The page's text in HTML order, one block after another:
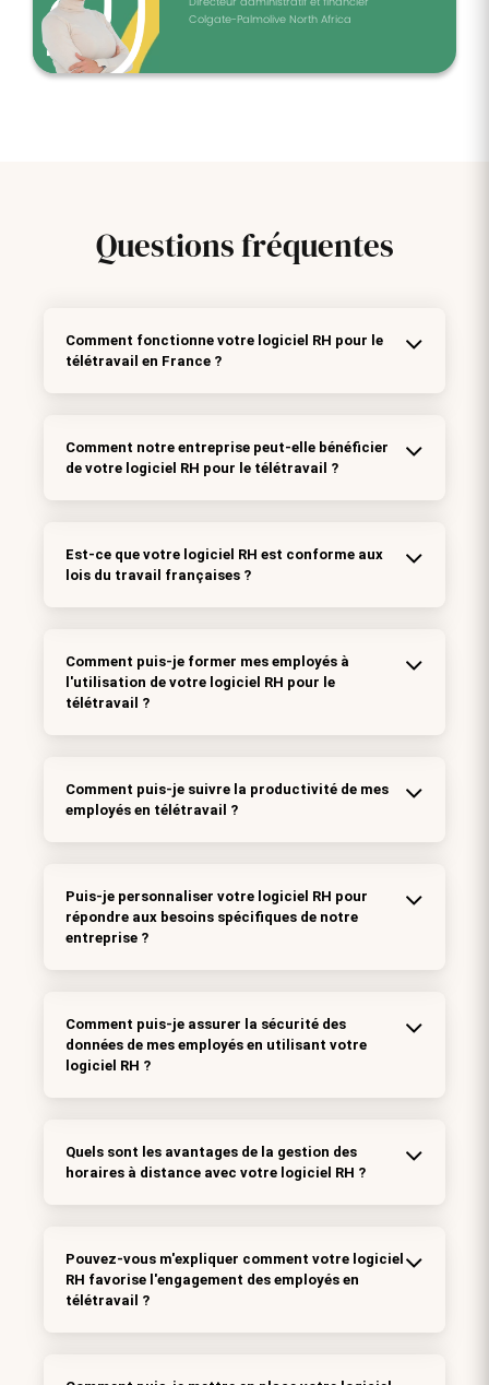
Colgate-Palmolive North Africa
Questionsfréquentes
Comment fonctionne votre logiciel RH pour le
télétravail en France ?
Comment notre entreprise peut-elle bénéficier
de votre logiciel RH pour le télétravail ?
Est-ce que votre logiciel RH est conforme aux
lois du travail françaises ?
Comment puis-je former mes employés à
l'utilisation de votre logiciel RH pour le
télétravail ?
Comment puis-je suivre la productivité de mes
employés en télétravail ?
Puis-je personnaliser votre logiciel RH pour
répondre aux besoins spécifiques de notre
entreprise ?
Comment puis-je assurer la sécurité des
données de mes employés en utilisant votre
logiciel RH ?
Quels sont les avantages de la gestion des
horaires à distance avec votre logiciel RH ?
Pouvez-vous m'expliquer comment votre logiciel
RH favorise l'engagement des employés en
télétravail ?